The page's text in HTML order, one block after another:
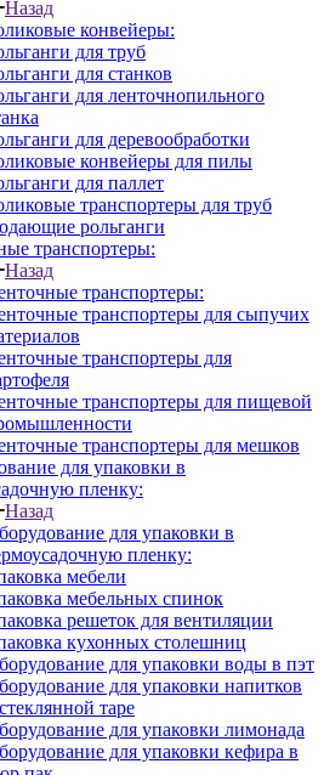
Назад
конвейеры:
для труб
для станков
для ленточнопильного
для деревообработки
конвейеры для пилы
для паллет
транспортеры для труб
рольганги
транспортеры:
Назад
транспортеры:
транспортеры для сыпучих
транспортеры для
транспортеры для пищевой
транспортеры для мешков
для упаковки в
пленку:
Назад
для упаковки в
пленку:
мебели
мебельных спинок
решеток для вентиляции
кухонных столешниц
для упаковки воды в пэт
для упаковки напитков
таре
для упаковки лимонада
для упаковки кефира в